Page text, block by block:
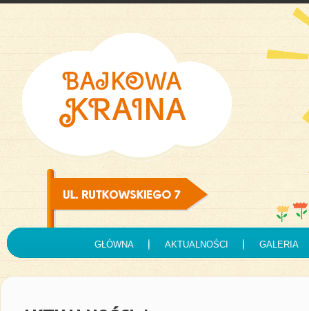
GŁÓWNA AKTUALNOŚCI GALERIA